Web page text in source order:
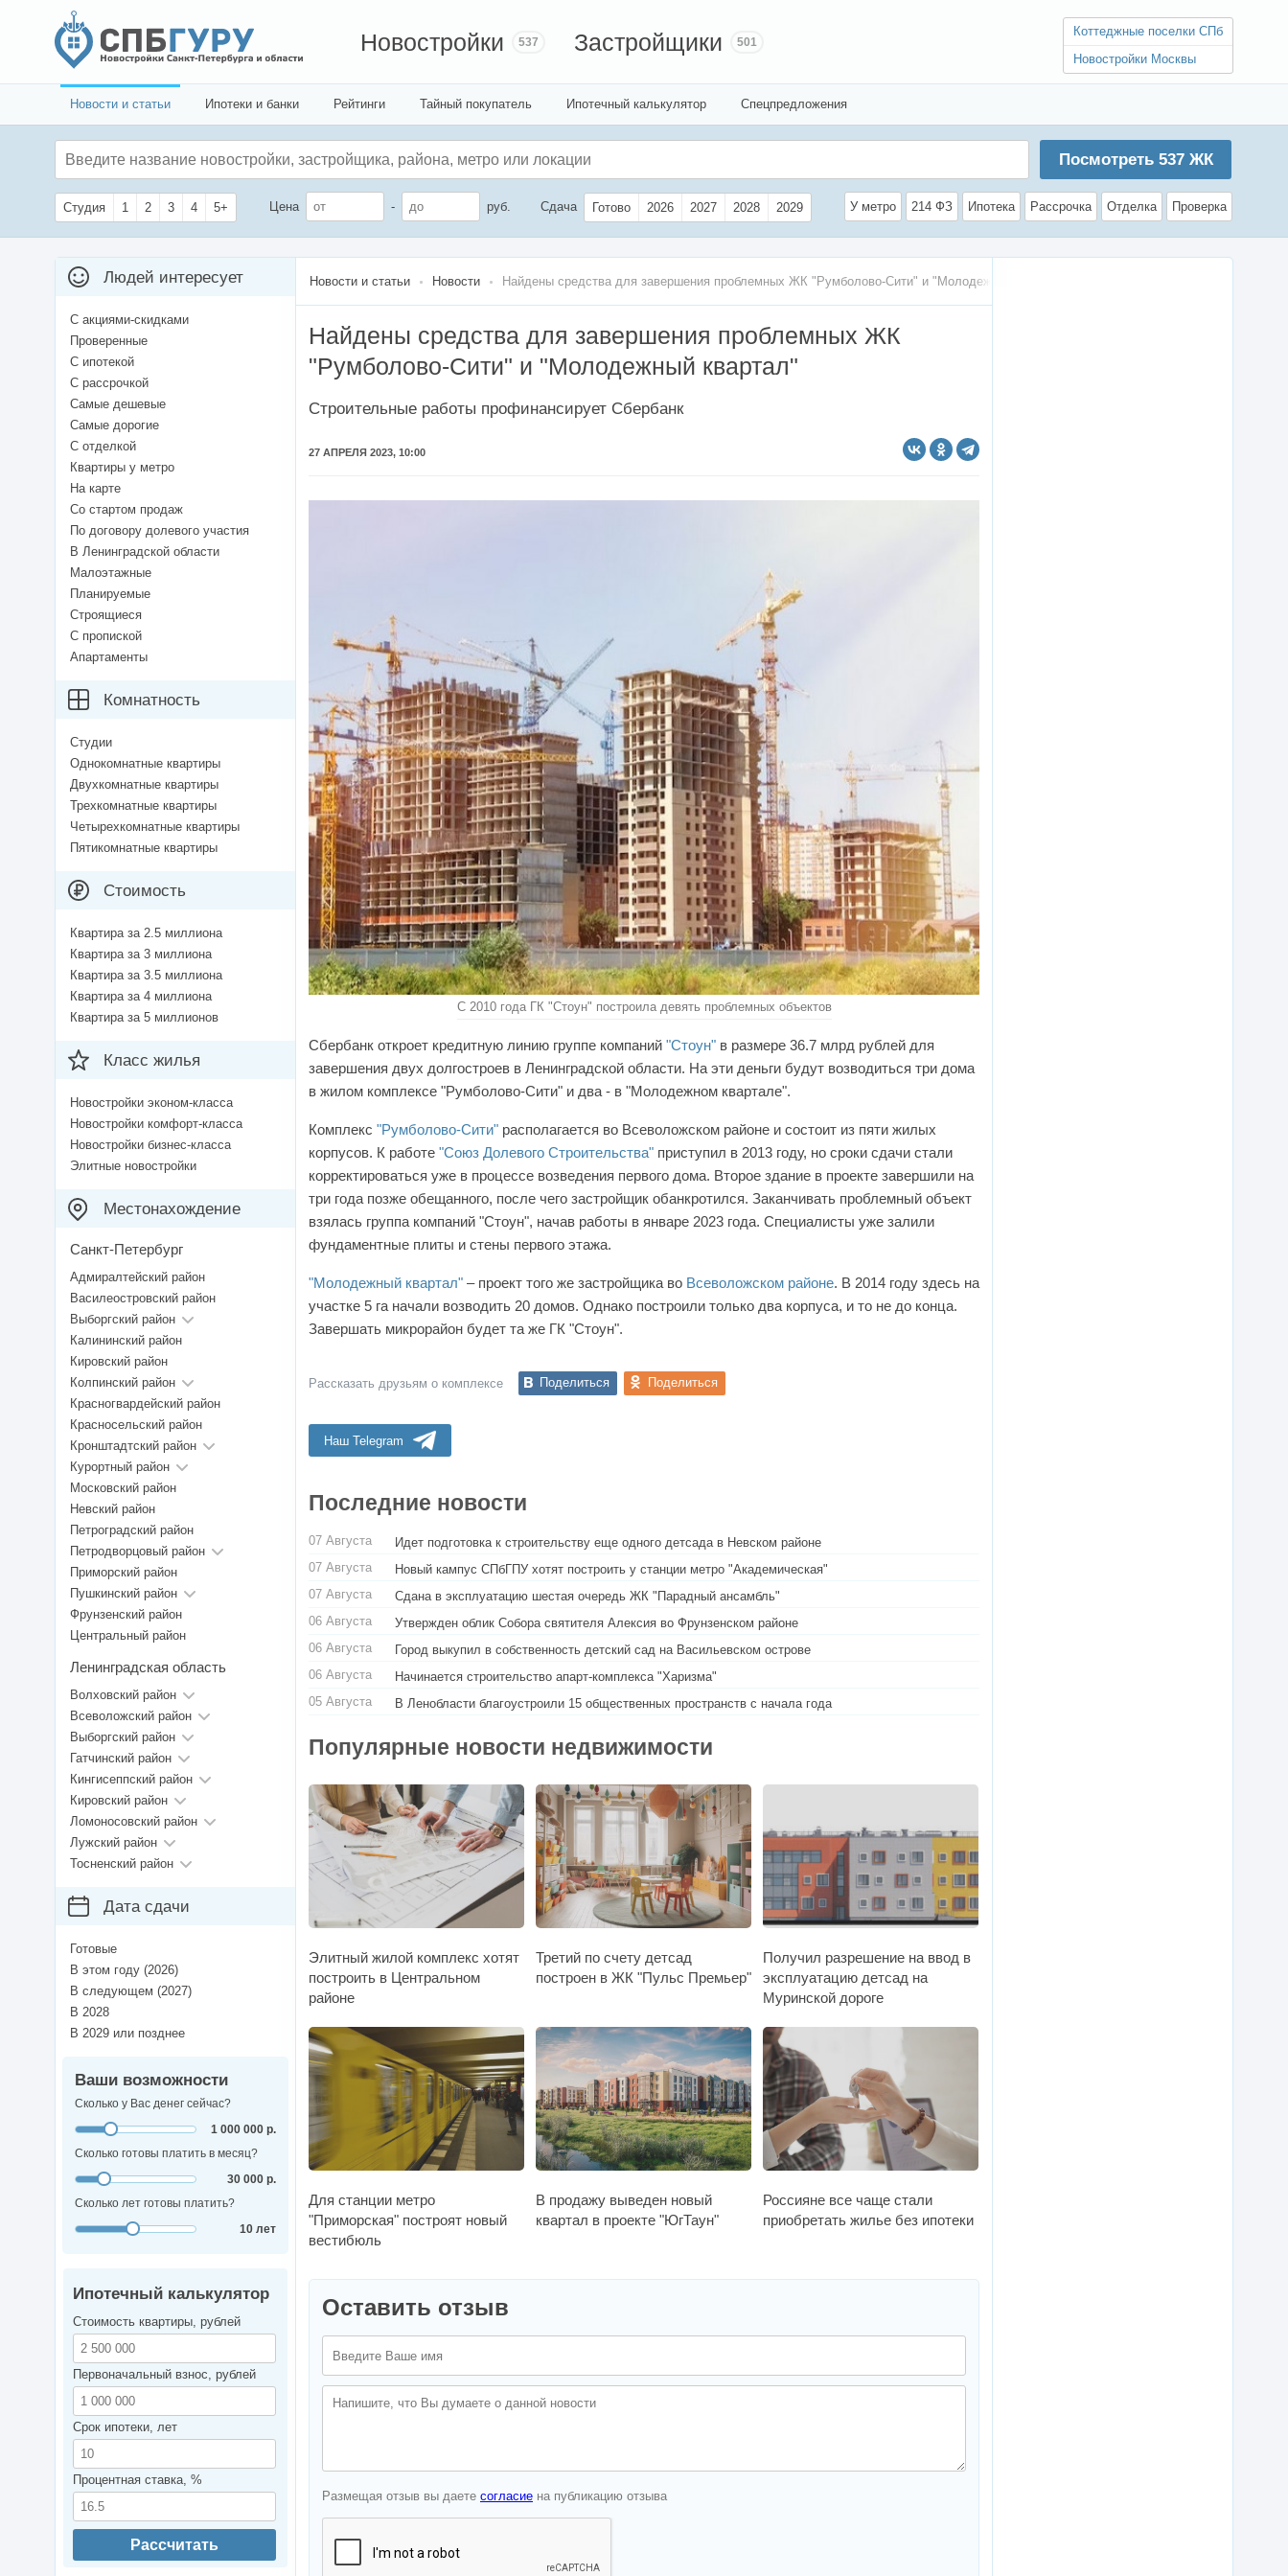
Новостройки 537 Застройщики 501
Коттеджные поселки СПб
Новостройки Москвы
Новости и статьи Ипотеки и банки Рейтинги Тайный покупатель Ипотечный калькулятор Спецпредложения
Посмотреть 537ЖК
Студия 1 2 3 4 5+ Цена - руб. Сдача Готово 2026 2027 2028 2029 У метро 214 ФЗ Ипотека Рассрочка Отделка Проверка
Новости и статьи Новости Найдены средства для завершения проблемных ЖК "Румболово-Сити" и "Молодежный квартал"
Найдены средства для завершения проблемных ЖК
"Румболово-Сити" и "Молодежный квартал"
Строительные работы профинансирует Сбербанк
27 АПРЕЛЯ 2023, 10:00
С 2010 года ГК "Стоун" построила девять проблемных объектов
Сбербанк откроет кредитную линию группе компаний "Стоун" в размере 36.7 млрд рублей для
завершения двух долгостроев в Ленинградской области. На эти деньги будут возводиться три дома
в жилом комплексе "Румболово-Сити" и два - в "Молодежном квартале".
Комплекс "Румболово-Сити" располагается во Всеволожском районе и состоит из пяти жилых
корпусов. К работе "Союз Долевого Строительства" приступил в 2013 году, но сроки сдачи стали
корректироваться уже в процессе возведения первого дома. Второе здание в проекте завершили на
три года позже обещанного, после чего застройщик обанкротился. Заканчивать проблемный объект
взялась группа компаний "Стоун", начав работы в январе 2023 года. Специалисты уже залили
фундаментные плиты и стены первого этажа.
"Молодежный квартал" – проект того же застройщика во Всеволожском районе. В 2014 году здесь на
участке 5 га начали возводить 20 домов. Однако построили только два корпуса, и то не до конца.
Завершать микрорайон будет та же ГК "Стоун".
Рассказать друзьям о комплексе Поделиться Поделиться
Наш Telegram
Последние новости
07 Августа
Идет подготовка к строительству еще одного детсада в Невском районе
07 Августа
Новый кампус СПбГПУ хотят построить у станции метро "Академическая"
07 Августа
Сдана в эксплуатацию шестая очередь ЖК "Парадный ансамбль"
06 Августа
Утвержден облик Собора святителя Алексия во Фрунзенском районе
06 Августа
Город выкупил в собственность детский сад на Васильевском острове
06 Августа
Начинается строительство апарт-комплекса "Харизма"
05 Августа
В Ленобласти благоустроили 15 общественных пространств с начала года
Популярные новости недвижимости
Элитный жилой комплекс хотят
построить в Центральном
районе
Третий по счету детсад
построен в ЖК "Пульс Премьер"
Получил разрешение на ввод в
эксплуатацию детсад на
Муринской дороге
Для станции метро
"Приморская" построят новый
вестибюль
В продажу выведен новый
квартал в проекте "ЮгТаун"
Россияне все чаще стали
приобретать жилье без ипотеки
Оставить отзыв
Размещая отзыв вы даете согласие на публикацию отзыва
Людей интересует
С акциями-скидками
Проверенные
С ипотекой
С рассрочкой
Самые дешевые
Самые дорогие
С отделкой
Квартиры у метро
На карте
Со стартом продаж
По договору долевого участия
В Ленинградской области
Малоэтажные
Планируемые
Строящиеся
С пропиской
Апартаменты
Комнатность
Студии
Однокомнатные квартиры
Двухкомнатные квартиры
Трехкомнатные квартиры
Четырехкомнатные квартиры
Пятикомнатные квартиры
Стоимость
Квартира за 2.5 миллиона
Квартира за 3 миллиона
Квартира за 3.5 миллиона
Квартира за 4 миллиона
Квартира за 5 миллионов
Класс жилья
Новостройки эконом-класса
Новостройки комфорт-класса
Новостройки бизнес-класса
Элитные новостройки
Местонахождение
Санкт-Петербург
Адмиралтейский район
Василеостровский район
Выборгский район
Калининский район
Кировский район
Колпинский район
Красногвардейский район
Красносельский район
Кронштадтский район
Курортный район
Московский район
Невский район
Петроградский район
Петродворцовый район
Приморский район
Пушкинский район
Фрунзенский район
Центральный район
Ленинградская область
Волховский район
Всеволожский район
Выборгский район
Гатчинский район
Кингисеппский район
Кировский район
Ломоносовский район
Лужский район
Тосненский район
Дата сдачи
Готовые
В этом году (2026)
В следующем (2027)
В 2028
В 2029 или позднее
Ваши возможности
Сколько у Вас денег сейчас?
1 000 000 р.
Сколько готовы платить в месяц?
30 000 р.
Сколько лет готовы платить?
10 лет
Ипотечный калькулятор
Стоимость квартиры, рублей
Первоначальный взнос, рублей
Срок ипотеки, лет
Процентная ставка, %
Рассчитать